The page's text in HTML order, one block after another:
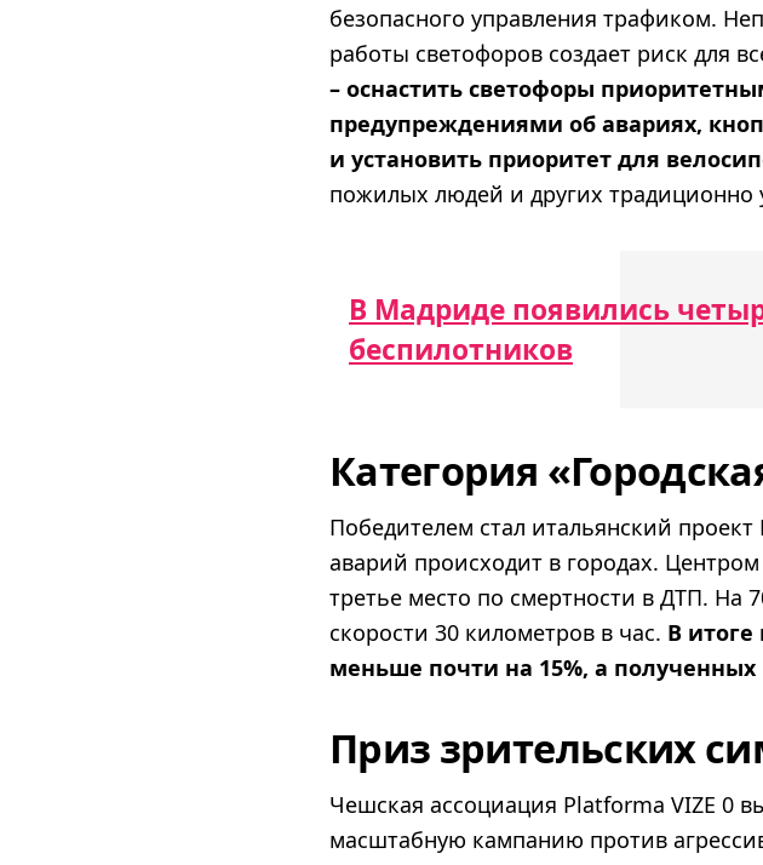
безопасного управления трафиком.
работы светофоров создает риск для
– оснастить светофоры
предупреждениями об авариях,
и установить приоритет для
пожилых людей и других традиционно
В Мадриде появились
беспилотников
Категория
Победителем стал итальянский
аварий происходит в городах.
третье место по смертности в ДТП. На
скорости 30 километров в час. В итоге
меньше почти на 15%, а полученных
Приз зрительских
Чешская ассоциация Platforma VIZE 0
масштабную кампанию против